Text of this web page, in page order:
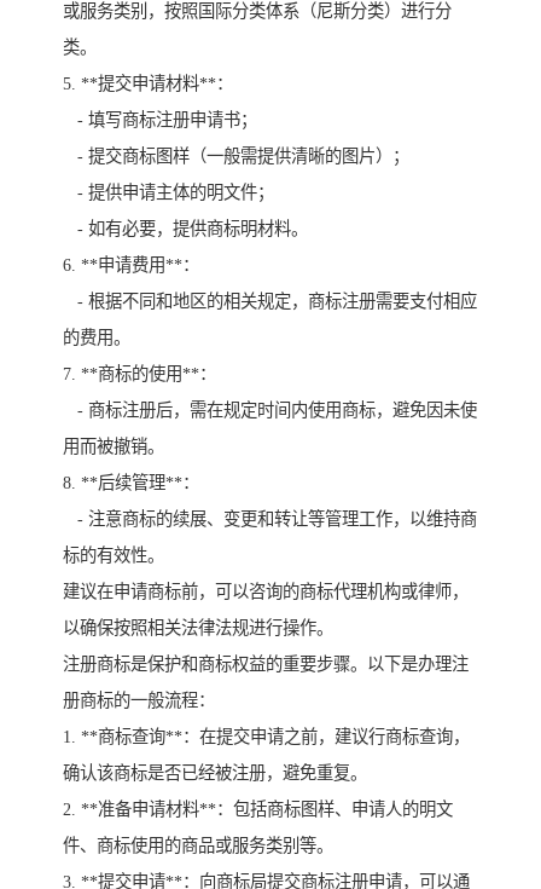
或服务类别，按照国际分类体系（尼斯分类）进行分
类。
5. **提交申请材料**：
- 填写商标注册申请书；
- 提交商标图样（一般需提供清晰的图片）；
- 提供申请主体的明文件；
- 如有必要，提供商标明材料。
6. **申请费用**：
- 根据不同和地区的相关规定，商标注册需要支付相应
的费用。
7. **商标的使用**：
- 商标注册后，需在规定时间内使用商标，避免因未使
用而被撤销。
8. **后续管理**：
- 注意商标的续展、变更和转让等管理工作，以维持商
标的有效性。
建议在申请商标前，可以咨询的商标代理机构或律师，
以确保按照相关法律法规进行操作。
注册商标是保护和商标权益的重要步骤。以下是办理注
册商标的一般流程：
1. **商标查询**：在提交申请之前，建议行商标查询，
确认该商标是否已经被注册，避免重复。
2. **准备申请材料**：包括商标图样、申请人的明文
件、商标使用的商品或服务类别等。
3. **提交申请**：向商标局提交商标注册申请，可以通